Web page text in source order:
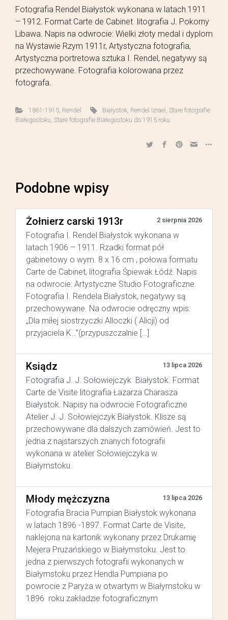
Fotografia Rendel Białystok wykonana w latach 1911
– 1912. Format Carte de Cabinet litografia J. Pokorny
Libawa. Napis na odwrocie: Wielki złoty medal i dyplom
na Wystawie Rzym 1911r, Artystyczna fotografia,
Artystyczna portretowa sztuka I. Rendel, negatywy są
przechowywane. Fotografia kolorowana przez
fotografa.
1861-1915, Rendel Białystok Rendel Izrael Stare fotografie
Białegostoku Stare fotografie Białegostoku do 1915 roku
Podobne wpisy
Żołnierz carski 1913r 2 sierpnia 2026
Fotografia I. Rendel Białystok wykonana w
latach 1906 – 1911. Rzadki format pół
gabinetowy o wym. 8 x 16 cm , połowa formatu
Carte de Cabinet, litografia Śpiewak Łódź. Napis
na odwrocie: Artystyczne Studio Fotograficzne.
Fotografia I. Rendela Białystok, negatywy są
przechowywane. Na odwrocie odręczny wpis:
„Dla miłej siostrzyczki Alloczki ( Alicji) od
przyjaciela K…”(przypuszczalnie […]
Ksiądz 13 lipca 2026
Fotografia J. J. Sołowiejczyk Białystok. Format
Carte de Visite litografia Łazarza Charasza
Białystok. Napisy na odwrocie Fotograficzne
Atelier J. J. Sołowiejczyk Białystok. Klisze są
przechowywane dla dalszych zamówień. Jest to
jedna z najstarszych znanych fotografii
wykonana w atelier Sołowiejczyka w
Białymstoku.
Młody mężczyzna 13 lipca 2026
Fotografia Bracia Pumpian Białystok wykonana
w latach 1896 -1897. Format Carte de Visite,
naklejona na kartonik wykonany przez Drukarnię
Mejera Prużańskiego w Białymstoku. Jest to
jedna z pierwszych fotografii wykonanych w
Białymstoku przez Hendla Pumpiana po
powrocie z Paryża w otwartym w Białymstoku w
1896 roku zakładzie fotograficznym